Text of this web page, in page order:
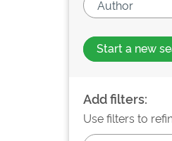
Start a new
Add filters:
Use filters to